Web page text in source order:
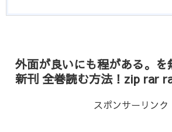
外面が良いにも程がある。を
新刊 全巻読む方法！zip rar
スポンサーリンク